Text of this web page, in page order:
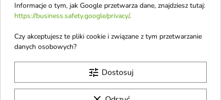
Anwen Aware Scalp
Care kwasowy Peeling
do skóry głowy 100 ml
swoim składzie zestaw kwasów
Tołpa Dermo Hair
Enzyme. Peeling 3
Nawilża i koi skórę głowy
Informacje o tym, jak Google przetwarza dane, znajdziesz tutaj:
https://business.safety.google/privacy/.
Czy akceptujesz te pliki cookie i związane z tym przetwarzanie
danych osobowych?
tune Dostosuj